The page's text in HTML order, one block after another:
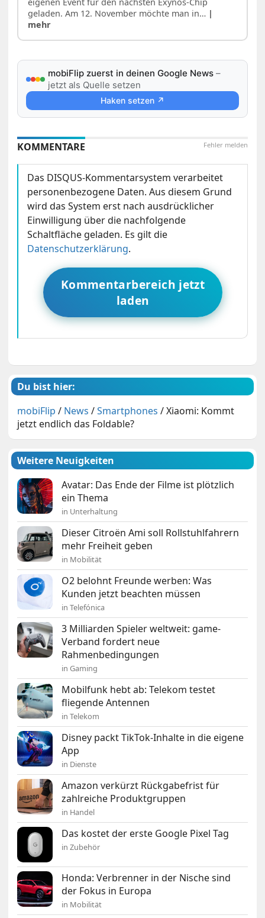
geladen. Am 12. November möchte man in… |
mehr
mobiFlip zuerst in deinen Google News –
jetzt als Quelle setzen
Haken setzen ↗
Fehler melden
KOMMENTARE
Das DISQUS-Kommentarsystem verarbeitet
personenbezogene Daten. Aus diesem Grund
wird das System erst nach ausdrücklicher
Einwilligung über die nachfolgende
Schaltfläche geladen. Es gilt die
Datenschutzerklärung.
Kommentarbereich jetzt
laden
Du bist hier:
mobiFlip / News /Smartphones /Xiaomi: Kommt
jetzt endlich das Foldable?
Weitere Neuigkeiten
Avatar: Das Ende der Filme ist plötzlich
ein Thema
in Unterhaltung
Dieser Citroën Ami soll Rollstuhlfahrern
mehr Freiheit geben
in Mobilität
O2 belohnt Freunde werben: Was
Kunden jetzt beachten müssen
in Telefónica
3 Milliarden Spieler weltweit: game-
Verband fordert neue
Rahmenbedingungen
in Gaming
Mobilfunk hebt ab: Telekom testet
fliegende Antennen
in Telekom
Disney packt TikTok-Inhalte in die eigene
App
in Dienste
Amazon verkürzt Rückgabefrist für
zahlreiche Produktgruppen
in Handel
Das kostet der erste Google Pixel Tag
in Zubehör
Honda: Verbrenner in der Nische sind
der Fokus in Europa
in Mobilität